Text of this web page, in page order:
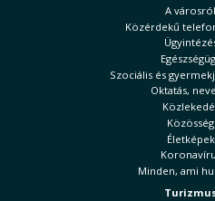
A városról
Közérdekű
Szociális és
Oktatás,
Közösség
Életképek
Minden, ami